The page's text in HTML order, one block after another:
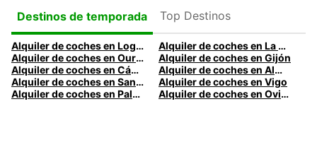
Destinos de temporada
Top Destinos
Alquiler de coches en Logroño
Alquiler de coches en La Coruña
Alquiler de coches en Ourense
Alquiler de coches en Gijón
Alquiler de coches en Cádiz
Alquiler de coches en Almería
Alquiler de coches en Santander
Alquiler de coches en Vigo
Alquiler de coches en Palma
Alquiler de coches en Oviedo